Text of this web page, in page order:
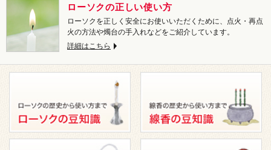
ローソクの正しい使い方
ローソクを正しく安全にお使いいただくために、点火・再点
火の方法や燭台の手入れなどをご紹介しています。
詳細はこちら